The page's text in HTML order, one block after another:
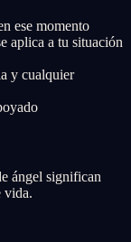
ese momento
aplica a tu situación
y cualquier
ángel significan
vida.